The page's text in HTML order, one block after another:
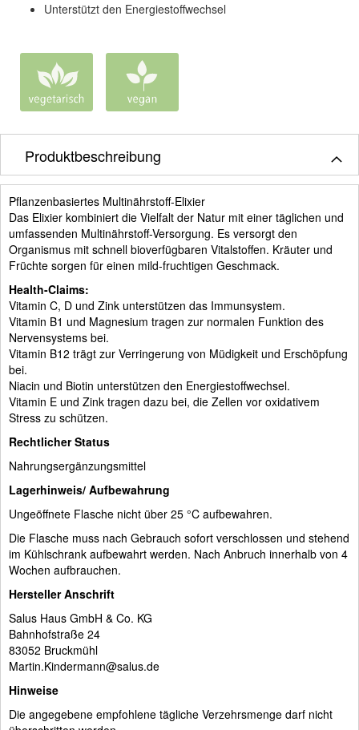
Unterstützt den Energiestoffwechsel
Produktbeschreibung
Pflanzenbasiertes Multinährstoff-Elixier
Das Elixier kombiniert die Vielfalt der Natur mit einer täglichen und
umfassenden Multinährstoff-Versorgung. Es versorgt den
Organismus mit schnell bioverfügbaren Vitalstoffen. Kräuter und
Früchte sorgen für einen mild-fruchtigen Geschmack.
Health-Claims:
Vitamin C, D und Zink unterstützen das Immunsystem.
Vitamin B1 und Magnesium tragen zur normalen Funktion des
Nervensystems bei.
Vitamin B12 trägt zur Verringerung von Müdigkeit und Erschöpfung
bei.
Niacin und Biotin unterstützen den Energiestoffwechsel.
Vitamin E und Zink tragen dazu bei, die Zellen vor oxidativem
Stress zu schützen.
Rechtlicher Status
Nahrungsergänzungsmittel
Lagerhinweis/ Aufbewahrung
Ungeöffnete Flasche nicht über 25 °C aufbewahren.
Die Flasche muss nach Gebrauch sofort verschlossen und stehend
im Kühlschrank aufbewahrt werden. Nach Anbruch innerhalb von 4
Wochen aufbrauchen.
Hersteller Anschrift
Salus Haus GmbH & Co. KG
Bahnhofstraße 24
83052 Bruckmühl
Martin.Kindermann@salus.de
Hinweise
Die angegebene empfohlene tägliche Verzehrsmenge darf nicht